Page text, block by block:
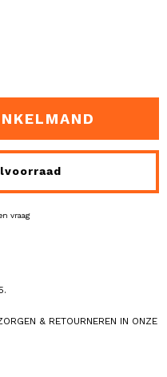
vraag
& RETOURNEREN IN ONZE